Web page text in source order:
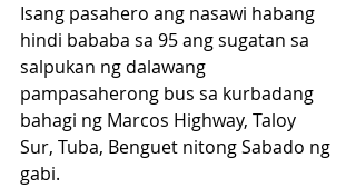
Isang pasahero ang nasawi habang
hindi bababa sa 95 ang sugatan sa
salpukan ng dalawang
pampasaherong bus sa kurbadang
bahagi ng Marcos Highway, Taloy
Sur, Tuba, Benguet nitong Sabado ng
gabi.